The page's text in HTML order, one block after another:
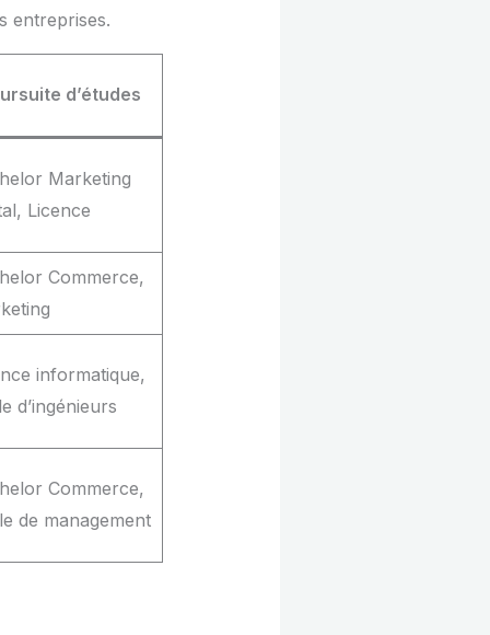
entreprises.
d’études
Marketing
Licence
Commerce,
informatique,
d’ingénieurs
Commerce,
de management